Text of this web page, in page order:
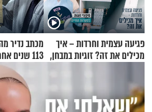
פגיעה עצמית וחרדות – איך
מכילים את זה? זוגיות במבחן,
מכתב נדיר
113 שנים אחרי האסון